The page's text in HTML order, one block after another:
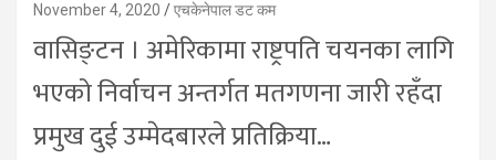
November 4, 2020 एचकेनेपाल डट कम
वासिङ्टन । अमेरिकामा राष्ट्रपति चयनका लागि
भएको निर्वाचन अन्तर्गत मतगणना जारी रहँदा
प्रमुख दुई उम्मेदबारले प्रतिक्रिया…